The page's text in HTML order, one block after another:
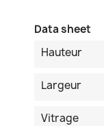
Data sheet
Hauteur
Largeur
Vitrage